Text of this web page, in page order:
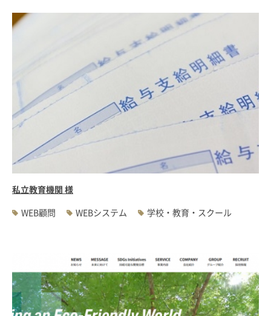
私立教育機関 様
WEB顧問
WEBシステム 学校・教育・スクール